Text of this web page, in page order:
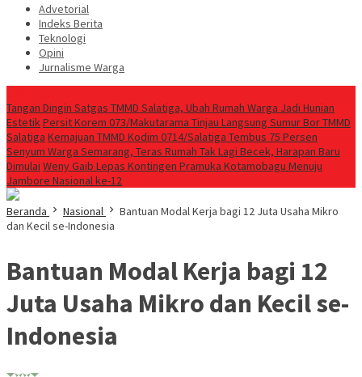
Advetorial
Indeks Berita
Teknologi
Opini
Jurnalisme Warga
Tangan Dingin Satgas TMMD Salatiga, Ubah Rumah Warga Jadi Hunian
EstetikPersit Korem 073/Makutarama Tinjau Langsung Sumur Bor TMMD
Salatiga Kemajuan TMMD Kodim 0714/Salatiga Tembus 75 Persen
Senyum Warga Semarang, Teras Rumah Tak Lagi Becek, Harapan Baru
Dimulai Weny Gaib Lepas Kontingen Pramuka Kotamobagu Menuju
Jambore Nasional ke-12
Beranda Nasional
Bantuan Modal Kerja bagi 12 Juta Usaha Mikro
dan Kecil se-Indonesia
Bantuan Modal Kerja bagi 12
Juta Usaha Mikro dan Kecil se-
Indonesia